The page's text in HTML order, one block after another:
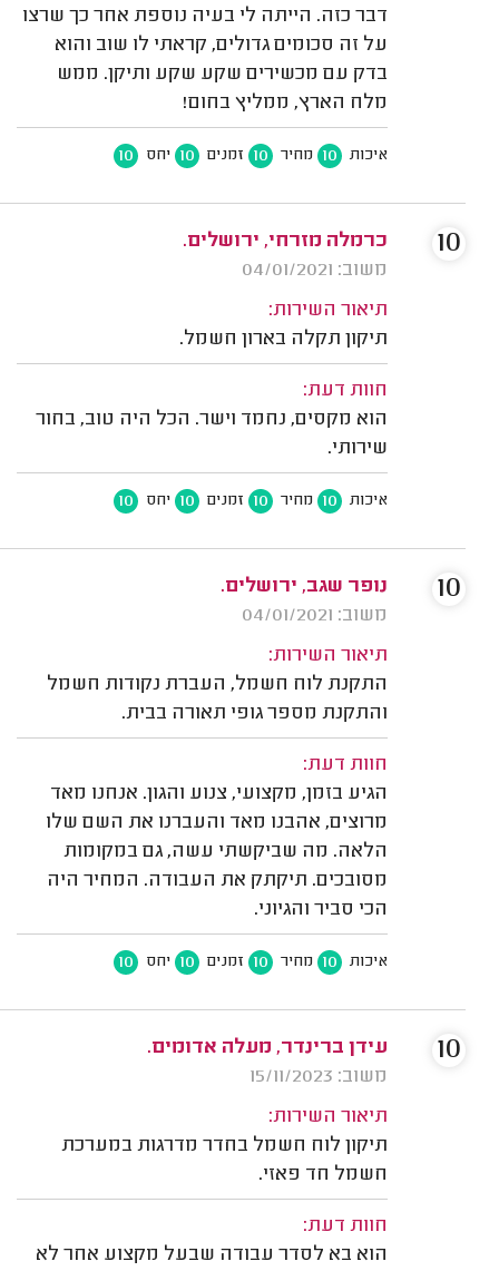
דבר כזה. הייתה לי בעיה נוספת אחר כך שרצו
על זה סכומים גדולים, קראתי לו שוב והוא
בדק עם מכשירים שקע שקע ותיקן. ממש
מלח הארץ, ממליץ בחום!
איכות 10 מחיר 10 זמנים 10 יחס 10
כרמלה מזרחי, ירושלים.
משוב: 04/01/2021
תיאור השירות:
תיקון תקלה בארון חשמל.
חוות דעת:
הוא מקסים, נחמד וישר. הכל היה טוב, בחור
שירותי.
איכות 10 מחיר 10 זמנים 10 יחס 10
10
נופר שגב, ירושלים.
משוב: 04/01/2021
תיאור השירות:
התקנת לוח חשמל, העברת נקודות חשמל
והתקנת מספר גופי תאורה בבית.
חוות דעת:
הגיע בזמן, מקצועי, צנוע והגון. אנחנו מאד
מרוצים, אהבנו מאד והעברנו את השם שלו
הלאה. מה שביקשתי עשה, גם במקומות
מסובכים. תיקתק את העבודה. המחיר היה
הכי סביר והגיוני.
איכות 10 מחיר 10 זמנים 10 יחס 10
10
עידן ברינדר, מעלה אדומים.
משוב: 15/11/2023
תיאור השירות:
תיקון לוח חשמל בחדר מדרגות במערכת
חשמל חד פאזי.
חוות דעת:
הוא בא לסדר עבודה שבעל מקצוע אחר לא
10